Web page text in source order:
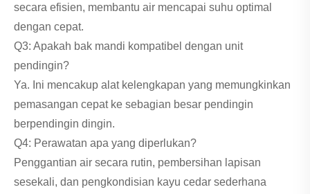
secara efisien, membantu air mencapai suhu optimal
dengan cepat.
Q3: Apakah bak mandi kompatibel dengan unit
pendingin?
Ya. Ini mencakup alat kelengkapan yang memungkinkan
pemasangan cepat ke sebagian besar pendingin
berpendingin dingin.
Q4: Perawatan apa yang diperlukan?
Penggantian air secara rutin, pembersihan lapisan
sesekali, dan pengkondisian kayu cedar sederhana